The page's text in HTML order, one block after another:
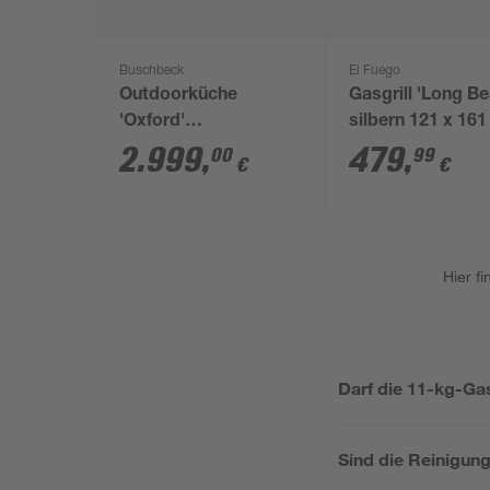
Buschbeck
Outdoorküche
'Oxford'
edelstahlfarben 243,5
x 124 x 60 cm
2.999,00 €
El Fuego
Gasgrill 'Long
silbern 121 x 161
59,5 cm
479,99 €
Hier
Darf die 11-kg-
Sind die